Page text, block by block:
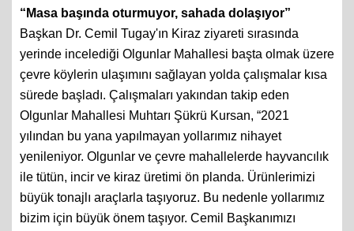
“Masa başında oturmuyor, sahada dolaşıyor”
Başkan Dr. Cemil Tugay'ın Kiraz ziyareti sırasında
yerinde incelediği Olgunlar Mahallesi başta olmak üzere
çevre köylerin ulaşımını sağlayan yolda çalışmalar kısa
sürede başladı. Çalışmaları yakından takip eden
Olgunlar Mahallesi Muhtarı Şükrü Kursan, “2021
yılından bu yana yapılmayan yollarımız nihayet
yenileniyor. Olgunlar ve çevre mahallelerde hayvancılık
ile tütün, incir ve kiraz üretimi ön planda. Ürünlerimizi
büyük tonajlı araçlarla taşıyoruz. Bu nedenle yollarımız
bizim için büyük önem taşıyor. Cemil Başkanımızı